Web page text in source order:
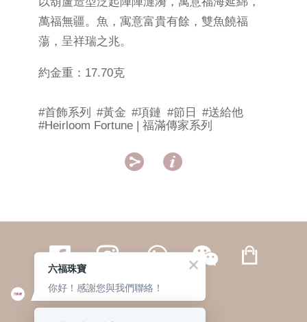
萬福無疆。魚，寓意富貴有餘，雙魚饒福
蕩，呈祥瑞之兆。
約金重：17.70克
#首飾系列 #黃金 #項鏈 #節日
#送給他
#Heirloom Fortune | 福滿傳家系列
 
繁體 | 簡体
六福珠寶
你好！感謝您與我們聯絡！